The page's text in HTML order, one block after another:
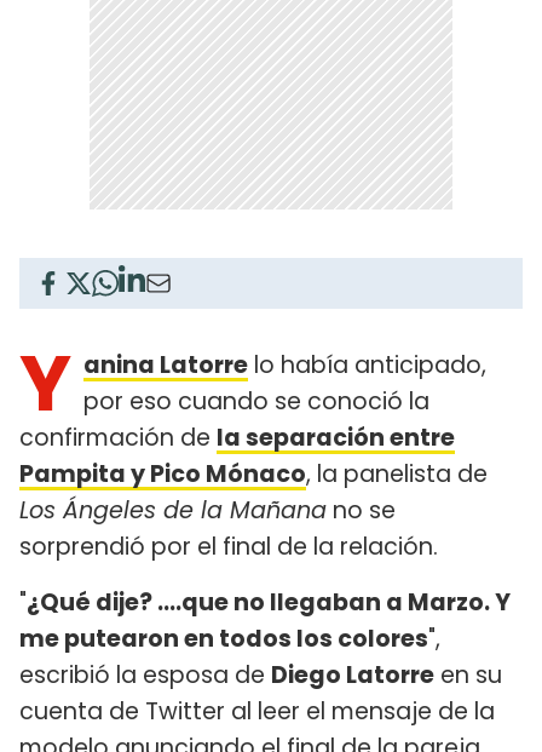
Y anina Latorre lo había anticipado,
por eso cuando se conoció la
confirmación de la separación entre
Pampita y Pico Mónaco, la panelista de
Los Ángeles de la Mañana no se
sorprendió por el final de la relación.
"¿Qué dije? ....que no llegaban a Marzo. Y
me putearon en todos los colores",
escribió la esposa de Diego Latorre en su
cuenta de Twitter al leer el mensaje de la